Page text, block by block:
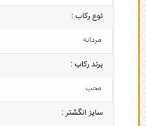
نوع رکاب :
مردانه
برند رکاب :
محب
سایز انگشتر :